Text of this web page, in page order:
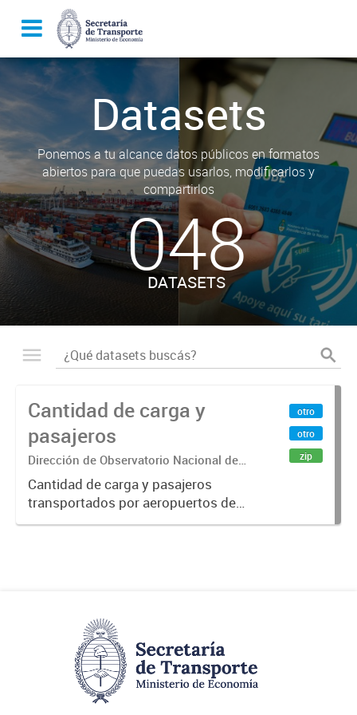
Datasets
Ponemos a tu alcance datos públicos en formatos
abiertos para que puedas usarlos, modificarlos y
compartirlos
048
DATASETS
Cantidad de carga y
pasajeros
Dirección de Observatorio Nacional de
Transporte
Cantidad de carga y pasajeros
transportados por aeropuertos de
la República Argentina. Fuente: Sig
otro
otro
zip